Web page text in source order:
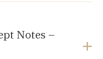
Ottignies,
Notes –